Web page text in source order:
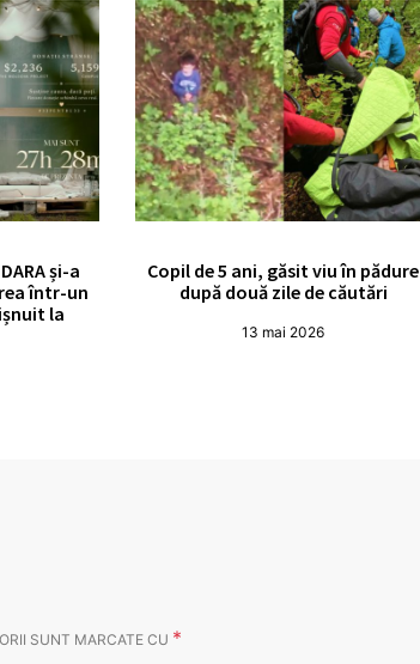
și-a
într-un
la
Copil de 5 ani, găsit viu în pădure
după două zile de căutări
13 mai 2026
SUNT MARCATE CU *